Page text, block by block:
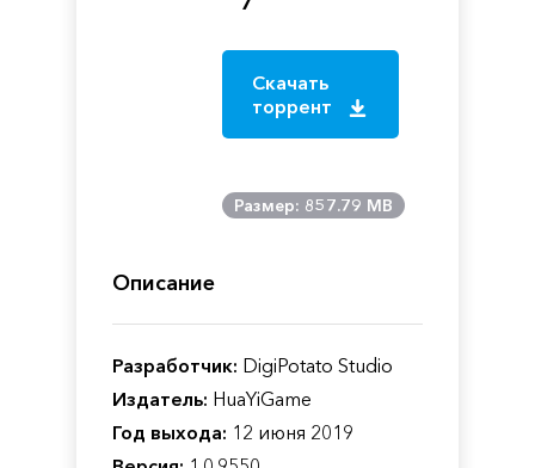
Скачать
торрент
Размер: 857.79 MB
Описание
Разработчик: DigiPotato Studio
Издатель: HuaYiGame
Год выхода: 12 июня 2019